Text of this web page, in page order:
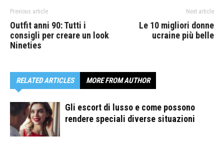
Previous article
Outfit anni 90: Tutti i
consigli per creare un look
Nineties
Next article
Le 10 migliori donne
ucraine più belle
RELATED ARTICLES MORE FROM AUTHOR
Gli escort di lusso e come possono
rendere speciali diverse situazioni